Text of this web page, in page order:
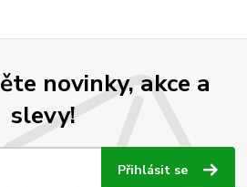
novinky, akce a
slevy!
Přihlásit se